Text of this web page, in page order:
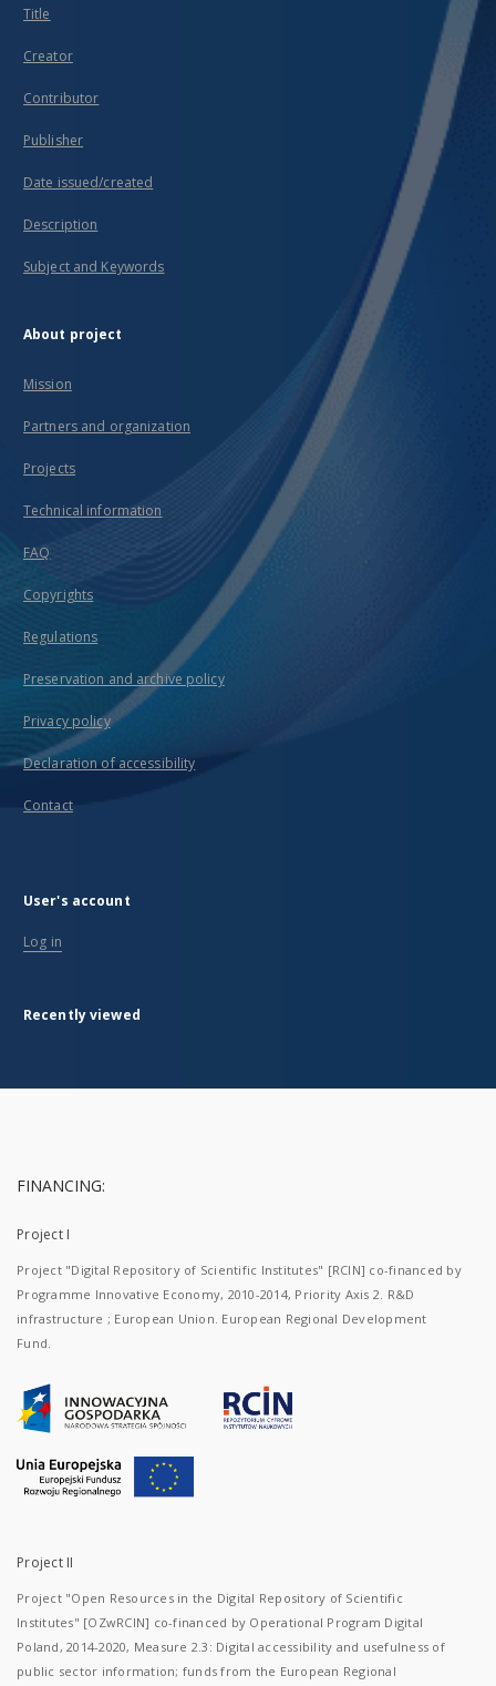
Title
Creator
Contributor
Publisher
Date issued/created
Description
Subject and Keywords
About project
Mission
Partners and organization
Projects
Technical information
FAQ
Copyrights
Regulations
Preservation and archive policy
Privacy policy
Declaration of accessibility
Contact
User's account
Log in
Recently viewed
FINANCING:
Project I
Project "Digital Repository of Scientific Institutes" [RCIN] co-financed by
Programme Innovative Economy, 2010-2014, Priority Axis 2. R&D
infrastructure ; European Union. European Regional Development
Fund.
Project II
Project "Open Resources in the Digital Repository of Scientific
Institutes" [OZwRCIN] co-financed by Operational Program Digital
Poland, 2014-2020, Measure 2.3: Digital accessibility and usefulness of
public sector information; funds from the European Regional